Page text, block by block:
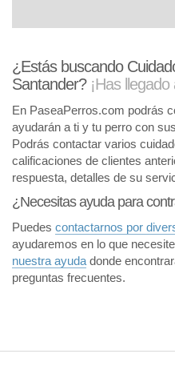
¿Estás buscando
Santander? ¡Has
En PaseaPerros.com podrás
ayudarán a ti y tu perro con
Podrás contactar varios
calificaciones de clientes
respuesta, detalles de su
¿Necesitas ayuda para
Puedes contactarnos por
ayudaremos en lo que
nuestra ayuda donde
preguntas frecuentes.